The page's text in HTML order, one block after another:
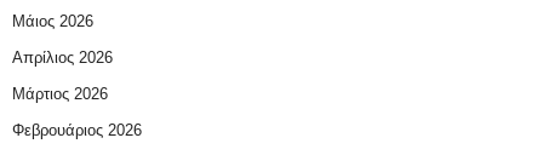
Μάιος 2026
Απρίλιος 2026
Μάρτιος 2026
Φεβρουάριος 2026